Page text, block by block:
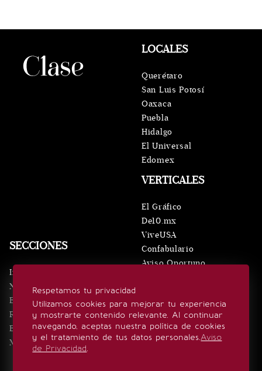
Respetamos tu privacidad
Utilizamos cookies para mejorar tu experiencia
y mostrarte contenido relevante. Al continuar
navegando, aceptas nuestra política de cookies
y el tratamiento de tus datos personales.Aviso
de Privacidad.
SECCIONES
Inicio
Noticias
Eventos
Realeza
Estilo de vida
Minuto x Minuto
VERTICALES
El Gráfico
De10.mx
ViveUSA
Confabulario
Aviso Oportuno
LOCALES
Querétaro
San Luis Potosí
Oaxaca
Puebla
Hidalgo
El Universal
Edomex
SÍGUENOS